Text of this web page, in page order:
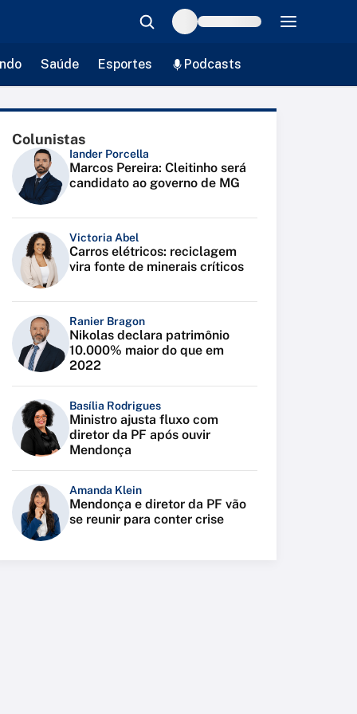
Saúde Esportes Podcasts
Colunistas
Iander Porcella
Marcos Pereira: Cleitinho será
candidato ao governo de MG
Victoria Abel
Carros elétricos: reciclagem
vira fonte de minerais críticos
Ranier Bragon
Nikolas declara patrimônio
10.000% maior do que em
2022
Basília Rodrigues
Ministro ajusta fluxo com
diretor da PF após ouvir
Mendonça
Amanda Klein
Mendonça e diretor da PF vão
se reunir para conter crise